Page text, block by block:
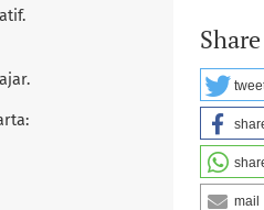
Share
mail